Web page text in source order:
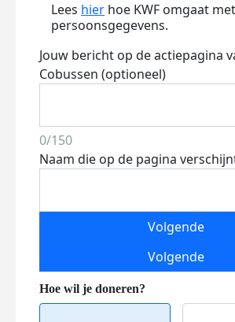
Lees hier hoe KWF omgaat
persoonsgegevens.
Jouw bericht op de actiepagina
Cobussen (optioneel)
0/150
Naam die op de pagina
Volgende
Volgende